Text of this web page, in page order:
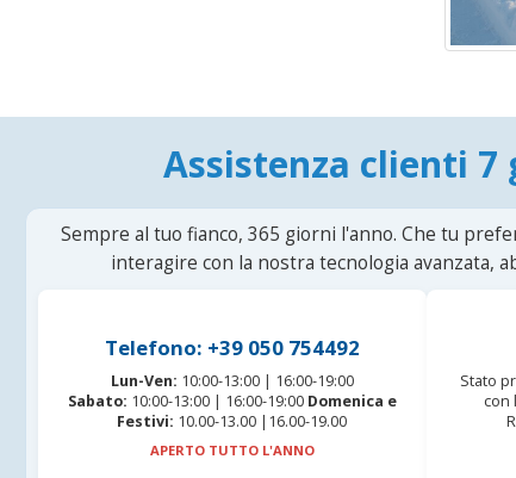
Assistenza clienti 7
Sempre al tuo fianco, 365 giorni l'anno. Che tu
interagire con la nostra tecnologia avanzata,
Telefono: +39 050 754492
Lun-Ven: 10:00-13:00 | 16:00-19:00
Sabato: 10:00-13:00 | 16:00-19:00 Domenica e
Festivi: 10.00-13.00 |16.00-19.00
APERTO TUTTO L'ANNO
Stato
con